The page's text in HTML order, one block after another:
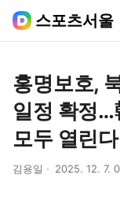
스포츠서울
홍명보호,
일정 확정…
모두 열린다
김용일 2025. 12. 7.